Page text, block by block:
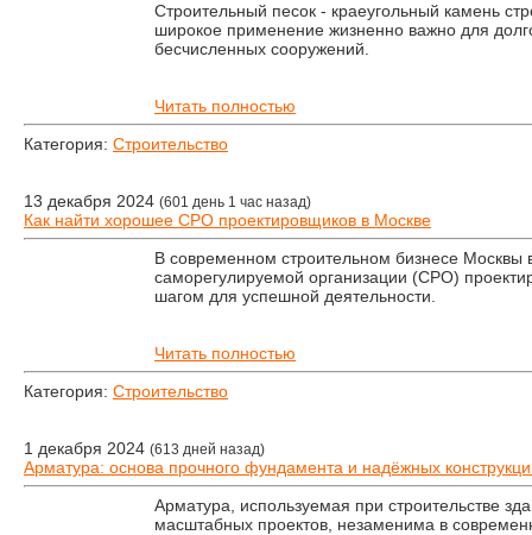
Строительный песок - краеугольный камень
широкое применение жизненно важно для
бесчисленных сооружений.
Читать полностью
Категория: Строительство
13 декабря 2024 (601 день 1 час назад)
Как найти хорошее СРО проектировщиков в Москве
В современном строительном бизнесе Москвы
саморегулируемой организации (СРО)
шагом для успешной деятельности.
Читать полностью
Категория: Строительство
1 декабря 2024 (613 дней назад)
Арматура: основа прочного фундамента и надёжных
Арматура, используемая при строительстве
масштабных проектов, незаменима в